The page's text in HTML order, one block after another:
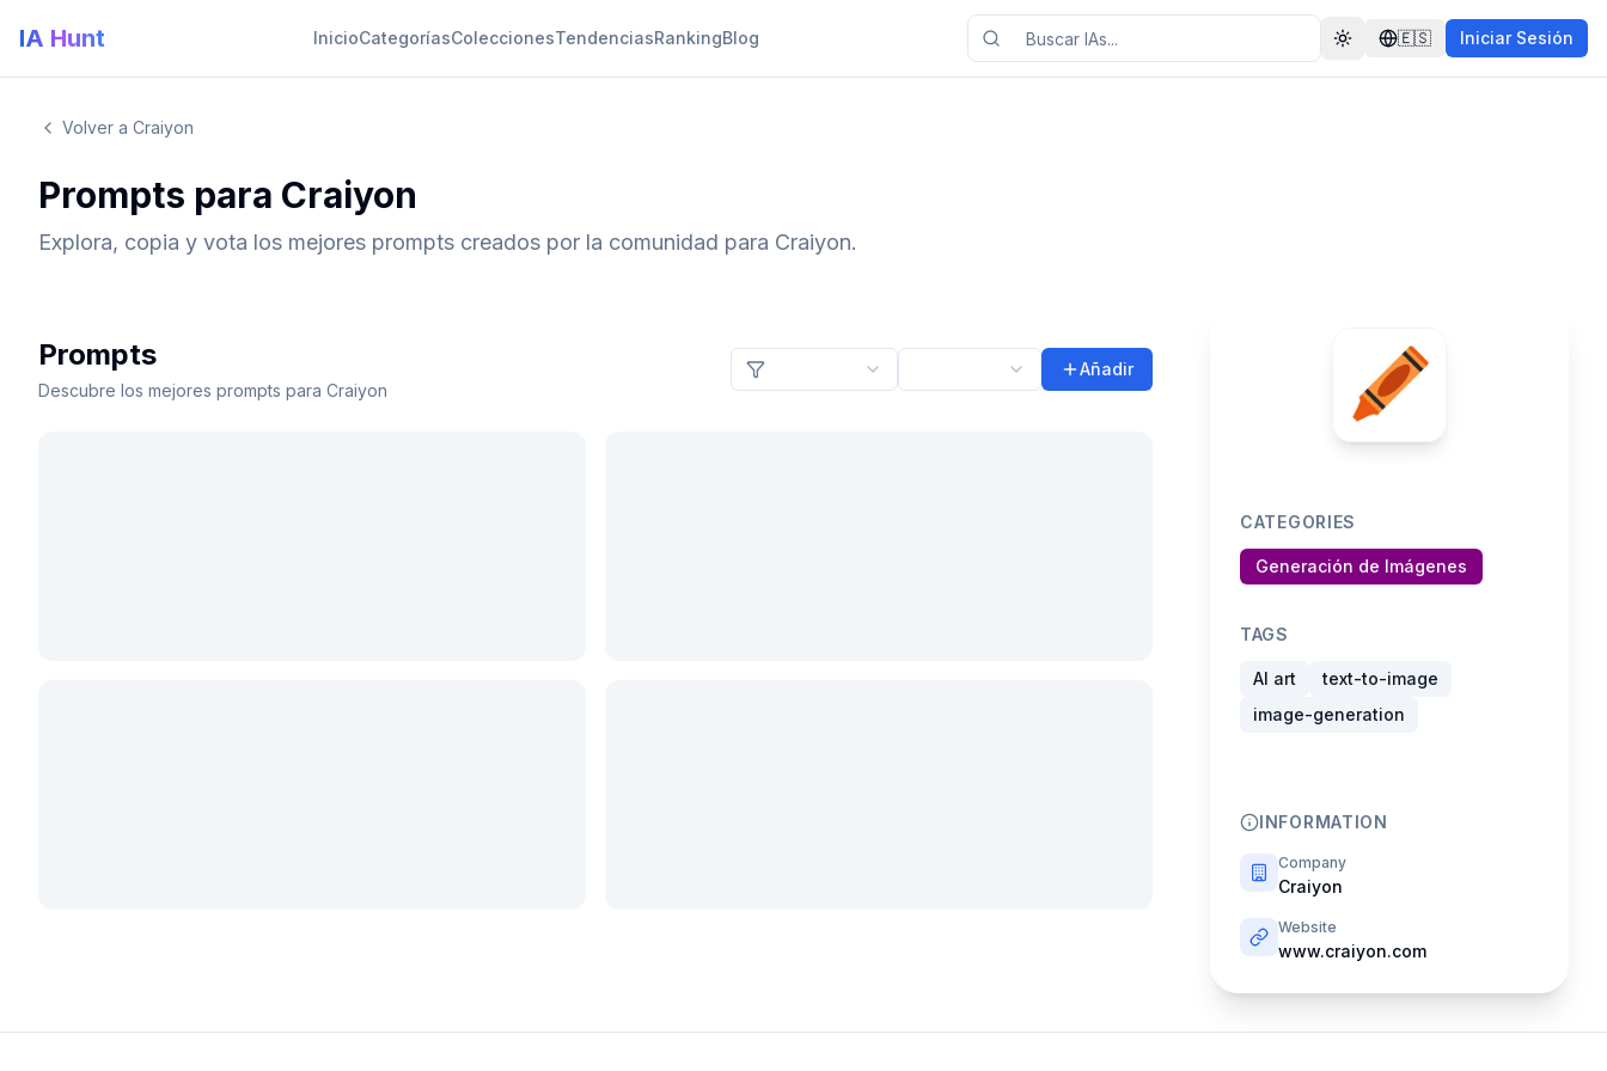
IA Hunt InicioCategoríasColeccionesTendenciasRankingBlog Toggle theme
🇪🇸 Iniciar Sesión
Volver a Craiyon
Prompts para Craiyon
Explora, copia y vota los mejores prompts creados por la comunidad para Craiyon.
Prompts
Descubre los mejores prompts para Craiyon
Añadir
CATEGORIES
Generación de Imágenes
TAGS
AI art
text-to-image
image-generation
INFORMATION
Company
Craiyon
Website
www.craiyon.com